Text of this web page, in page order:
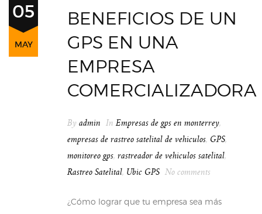
05
MAY
BENEFICIOS DE UN
GPS EN UNA
EMPRESA
COMERCIALIZADORA
By admin In Empresas de gps en monterrey,
empresas de rastreo satelital de vehiculos, GPS,
monitoreo gps, rastreador de vehiculos satelital,
Rastreo Satelital, Ubic GPS No comments
¿Cómo lograr que tu empresa sea más